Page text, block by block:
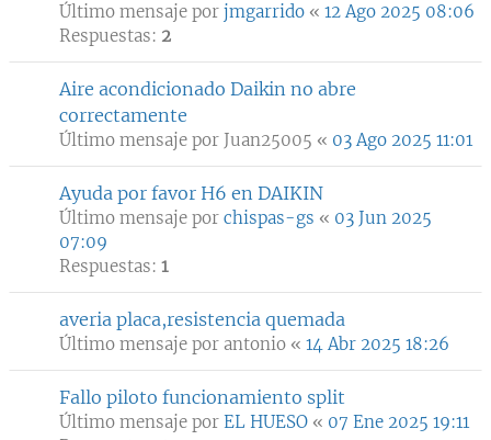
Último mensaje por jmgarrido « 12 Ago 2025 08:06
Respuestas: 2
Aire acondicionado Daikin no abre
correctamente
Último mensaje por Juan25005 « 03 Ago 2025 11:01
Ayuda por favor H6 en DAIKIN
Último mensaje por chispas-gs « 03 Jun 2025
07:09
Respuestas: 1
averia placa,resistencia quemada
Último mensaje por antonio « 14 Abr 2025 18:26
Fallo piloto funcionamiento split
Último mensaje por EL HUESO « 07 Ene 2025 19:11